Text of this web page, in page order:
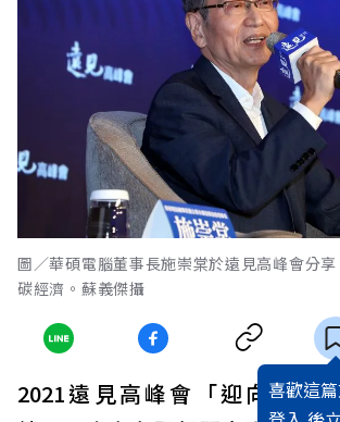
圖／華碩電腦董事長施崇棠於遠見高峰會分
碳經濟。蘇義傑攝
喜歡這
2021遠見高峰會「迎向大復